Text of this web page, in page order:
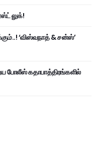
லுக்!
‘விஸ்வநாத் & சன்ஸ்’
போலீஸ் கதாபாத்திரங்களில்